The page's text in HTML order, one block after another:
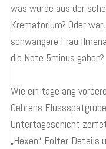
was wurde aus der
Krematorium? Oder
schwangere Frau
die Note 5minus gaben?
Wie ein tagelang
Gehrens
Untertageschicht
„Hexen“-Folter-Details